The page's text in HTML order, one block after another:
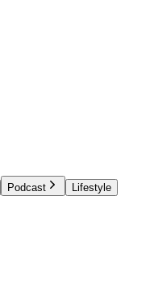
Podcast
Lifestyle